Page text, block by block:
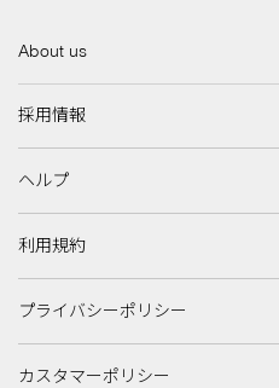
About us
採用情報
ヘルプ
利用規約
プライバシーポリシー
カスタマーポリシー